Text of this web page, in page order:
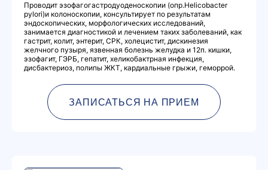
Проводит эзофагогастродуоденоскопии (опр.Hеlicobacter
pylori)и колоноскопии, консультирует по результатам
эндоскопических, морфологических исследований,
занимается диагностикой и лечением таких заболеваний, как
гастрит, колит, энтерит, СРК, холецистит, дискинезия
желчного пузыря, язвенная болезнь желудка и 12п. кишки,
эзофагит, ГЭРБ, гепатит, хеликобактрная инфекция,
дисбактериоз, полипы ЖКТ, кардиальные грыжи, геморрой.
ЗАПИСАТЬСЯ НА ПРИЕМ